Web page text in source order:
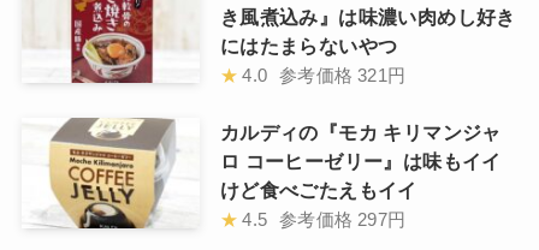
き風煮込み』は味濃い肉めし好き
にはたまらないやつ
★ 4.0 参考価格 321円
カルディの『モカ キリマンジャ
ロ コーヒーゼリー』は味もイイ
けど食べごたえもイイ
★ 4.5 参考価格 297円